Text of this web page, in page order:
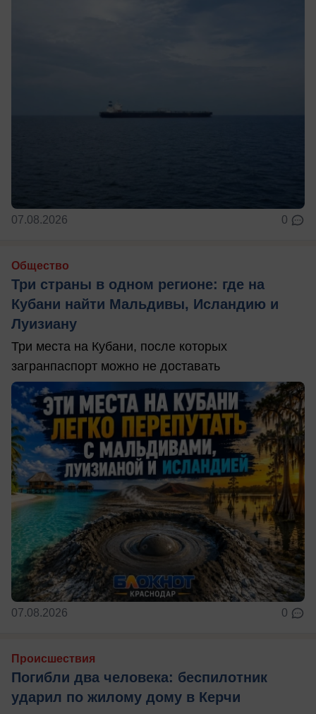
07.08.2026 0
Общество
Три страны в одном регионе: где на
Кубани найти Мальдивы, Исландию и
Луизиану
Три места на Кубани, после которых
загранпаспорт можно не доставать
07.08.2026 0
Происшествия
Погибли два человека: беспилотник
ударил по жилому дому в Керчи